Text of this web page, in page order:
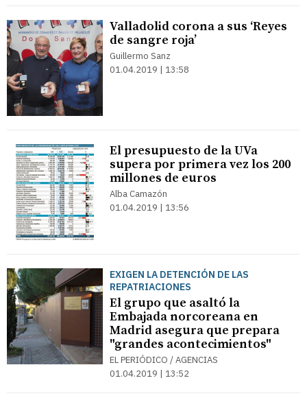
Valladolid corona a sus ‘Reyes
de sangre roja’
Guillermo Sanz
01.04.2019 | 13:58
El presupuesto de la UVa
supera por primera vez los 200
millones de euros
Alba Camazón
01.04.2019 | 13:56
EXIGEN LA DETENCIÓN DE LAS
REPATRIACIONES
El grupo que asaltó la
Embajada norcoreana en
Madrid asegura que prepara
"grandes acontecimientos"
EL PERIÓDICO / AGENCIAS
01.04.2019 | 13:52